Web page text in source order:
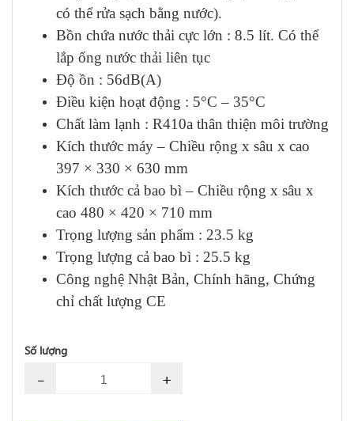
có thể rửa sạch bằng nước).
Bồn chứa nước thải cực lớn : 8.5 lít. Có thể
lắp ống nước thải liên tục
Độ ồn : 56dB(A)
Điều kiện hoạt động : 5°C – 35°C
Chất làm lạnh : R410a thân thiện môi trường
Kích thước máy – Chiều rộng x sâu x cao
397 × 330 × 630 mm
Kích thước cả bao bì – Chiều rộng x sâu x
cao 480 × 420 × 710 mm
Trọng lượng sản phẩm : 23.5 kg
Trọng lượng cả bao bì : 25.5 kg
Công nghệ Nhật Bản, Chính hãng, Chứng
chỉ chất lượng CE
Số lượng
- +